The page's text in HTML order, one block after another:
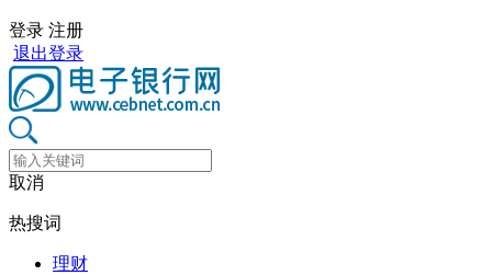
登录 注册
退出登录
取消
热搜词
理财